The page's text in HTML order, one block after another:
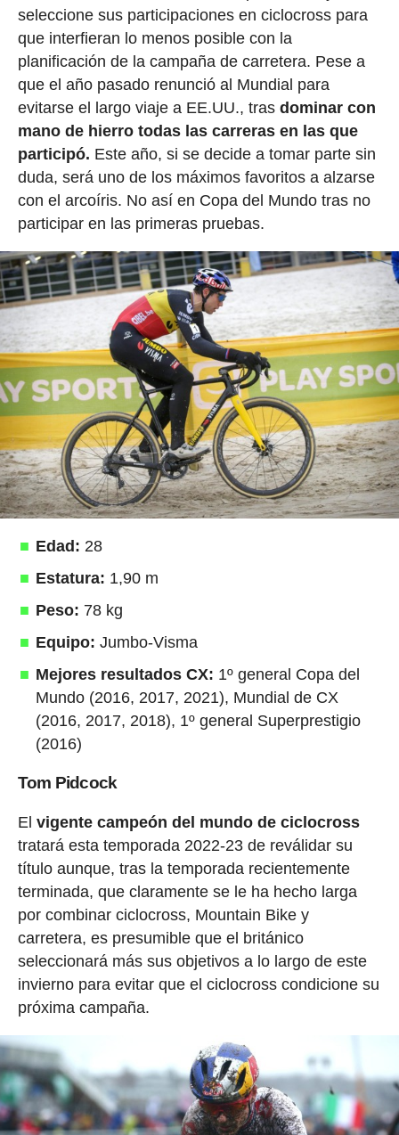
seleccione sus participaciones en ciclocross para
que interfieran lo menos posible con la
planificación de la campaña de carretera. Pese a
que el año pasado renunció al Mundial para
evitarse el largo viaje a EE.UU., tras dominar con
mano de hierro todas las carreras en las que
participó. Este año, si se decide a tomar parte sin
duda, será uno de los máximos favoritos a alzarse
con el arcoíris. No así en Copa del Mundo tras no
participar en las primeras pruebas.
Edad: 28
Estatura: 1,90 m
Peso: 78 kg
Equipo: Jumbo-Visma
Mejores resultados CX: 1º general Copa del
Mundo (2016, 2017, 2021), Mundial de CX
(2016, 2017, 2018), 1º general Superprestigio
(2016)
Tom Pidcock
El vigente campeón del mundo de ciclocross
tratará esta temporada 2022-23 de reválidar su
título aunque, tras la temporada recientemente
terminada, que claramente se le ha hecho larga
por combinar ciclocross, Mountain Bike y
carretera, es presumible que el británico
seleccionará más sus objetivos a lo largo de este
invierno para evitar que el ciclocross condicione su
próxima campaña.